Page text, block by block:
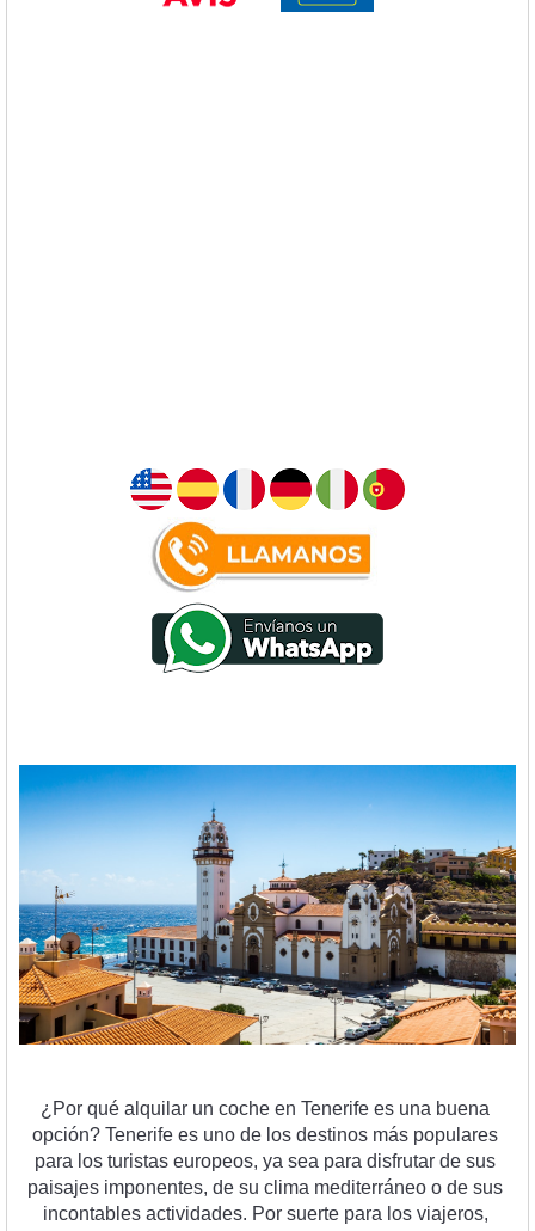
¿ Por qué al quilar un coche en Tenerife es una buena
opción? Tenerife es uno de los destinos más popul ares
para los turistas europeos, ya sea para disfrutar de sus
paisajes imponentes, de su clima mediterráneo o de sus
incontables actividades. Por suerte para los viajeros,